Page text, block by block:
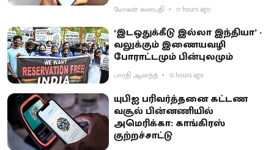
மோகன் கணபதி 17 hours ago
‘இடஒதுக்கீடு இல்லா இந்தியா’ -
வலுக்கும் இணையவழி
போராட்டமும் பின்புலமும்
பாரதி ஆனந்த் 15 hours ago
யுபிஐ பரிவர்த்தனை கட்டண
வசூல் பின்னணியில்
அமெரிக்கா: காங்கிரஸ்
குற்றச்சாட்டு